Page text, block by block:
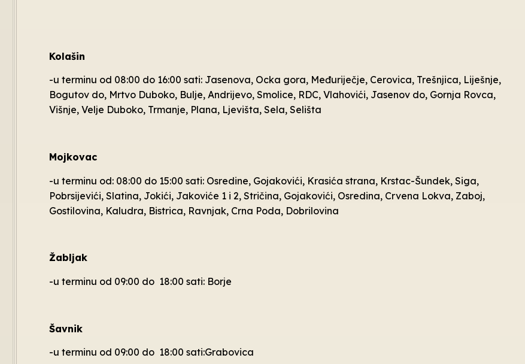
Kolašin
-u terminu od 08:00 do 16:00 sati: Jasenova, Ocka gora, Međuriječje, Cerovica, Trešnjica, Liješnje,
Bogutov do, Mrtvo Duboko, Bulje, Andrijevo, Smolice, RDC, Vlahovići, Jasenov do, Gornja Rovca,
Višnje, Velje Duboko, Trmanje, Plana, Ljevišta, Sela, Selišta
Mojkovac
-u terminu od: 08:00 do 15:00 sati: Osredine, Gojakovići, Krasića strana, Krstac-Šundek, Siga,
Pobrsijevići, Slatina, Jokići, Jakoviće 1 i 2, Stričina, Gojakovići, Osredina, Crvena Lokva, Zaboj,
Gostilovina, Kaludra, Bistrica, Ravnjak, Crna Poda, Dobrilovina
Žabljak
-u terminu od 09:00 do 18:00 sati: Borje
Šavnik
-u terminu od 09:00 do 18:00 sati:Grabovica